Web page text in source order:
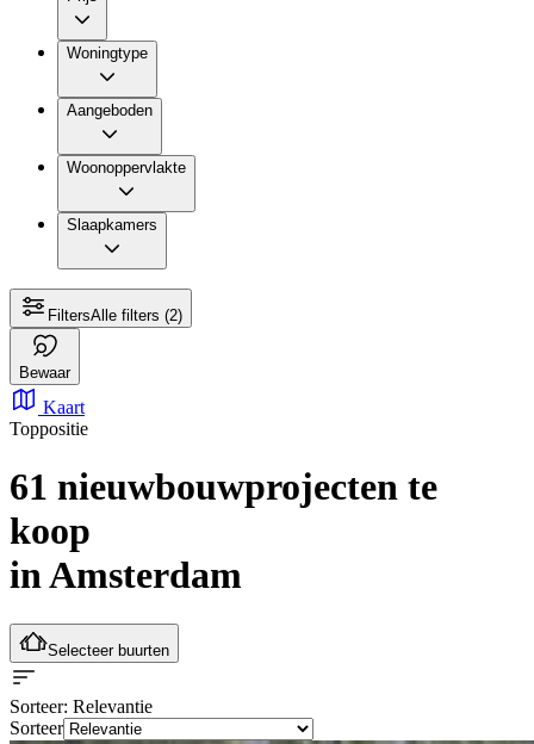
Woningtype
Aangeboden
Woonoppervlakte
Slaapkamers
FiltersAlle filters (2)
Bewaar
Kaart
Toppositie
61 nieuwbouwprojecten te
koop
in Amsterdam
Selecteer buurten
Sorteer: Relevantie
Sorteer